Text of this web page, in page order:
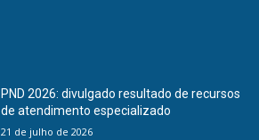
PND 2026: divulgado resultado de recursos
de atendimento especializado
21 de julho de 2026